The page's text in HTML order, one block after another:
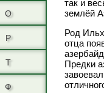
О
Р
Т
Ф
землёй
Род
отца
Предки